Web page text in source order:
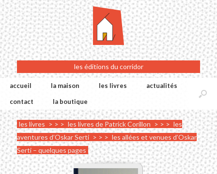
les éditions du corridor
accueil la maison les livres actualités
contact la boutique
les livres > > > les livres de Patrick Corillon > > > les
aventures d’Oskar Serti > > > les allées et venues d’Oskar
Serti – quelques pages